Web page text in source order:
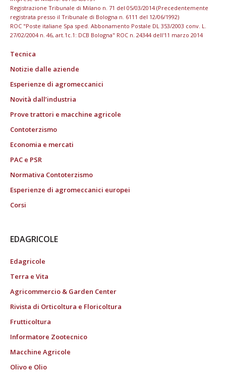
Registrazione Tribunale di Milano n. 71 del 05/03/2014 (Precedentemente
registrata presso il Tribunale di Bologna n. 6111 del 12/06/1992)
ROC "Poste italiane Spa sped. Abbonamento Postale DL 353/2003 conv. L.
27/02/2004 n. 46, art.1c.1: DCB Bologna" ROC n. 24344 dell'11 marzo 2014
Tecnica
Notizie dalle aziende
Esperienze di agromeccanici
Novità dall’industria
Prove trattori e macchine agricole
Contoterzismo
Economia e mercati
PAC e PSR
Normativa Contoterzismo
Esperienze di agromeccanici europei
Corsi
EDAGRICOLE
Edagricole
Terra e Vita
Agricommercio & Garden Center
Rivista di Orticoltura e Floricoltura
Frutticoltura
Informatore Zootecnico
Macchine Agricole
Olivo e Olio